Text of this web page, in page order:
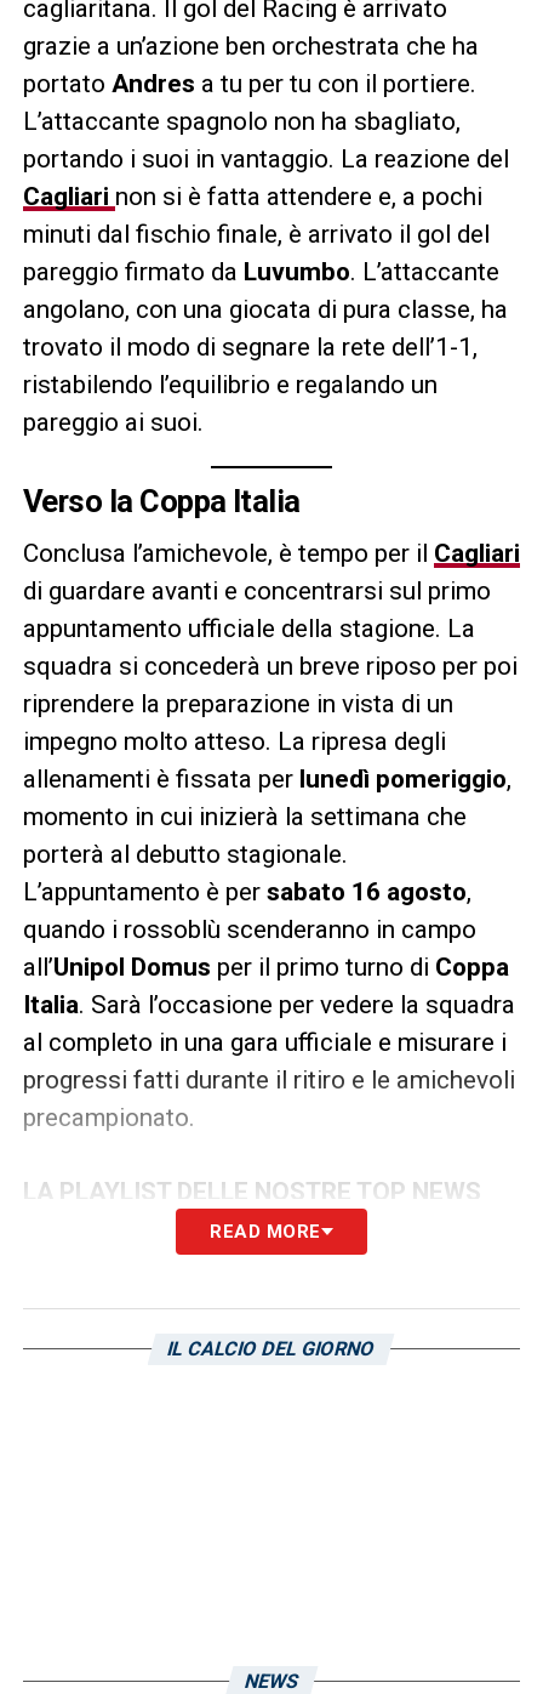
cagliaritana. Il gol del Racing è arrivato
grazie a un’azione ben orchestrata che ha
portato Andres a tu per tu con il portiere.
L’attaccante spagnolo non ha sbagliato,
portando i suoi in vantaggio. La reazione del
Cagliari non si è fatta attendere e, a pochi
minuti dal fischio finale, è arrivato il gol del
pareggio firmato da Luvumbo. L’attaccante
angolano, con una giocata di pura classe, ha
trovato il modo di segnare la rete dell’1-1,
ristabilendo l’equilibrio e regalando un
pareggio ai suoi.
Verso la Coppa Italia
Conclusa l’amichevole, è tempo per il Cagliari
di guardare avanti e concentrarsi sul primo
appuntamento ufficiale della stagione. La
squadra si concederà un breve riposo per poi
riprendere la preparazione in vista di un
impegno molto atteso. La ripresa degli
allenamenti è fissata per lunedì pomeriggio,
momento in cui inizierà la settimana che
porterà al debutto stagionale.
L’appuntamento è per sabato 16 agosto,
quando i rossoblù scenderanno in campo
all’Unipol Domus per il primo turno di Coppa
Italia. Sarà l’occasione per vedere la squadra
al completo in una gara ufficiale e misurare i
progressi fatti durante il ritiro e le amichevoli
precampionato.
LA PLAYLIST DELLE NOSTRE TOP NEWS
READ MORE
IL CALCIO DEL GIORNO
NEWS